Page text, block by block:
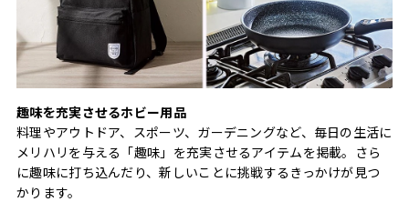
趣味を充実させるホビー用品
料理やアウトドア、スポーツ、ガーデニングなど、毎日の生活に
メリハリを与える「趣味」を充実させるアイテムを掲載。さら
に趣味に打ち込んだり、新しいことに挑戦するきっかけが見つ
かります。